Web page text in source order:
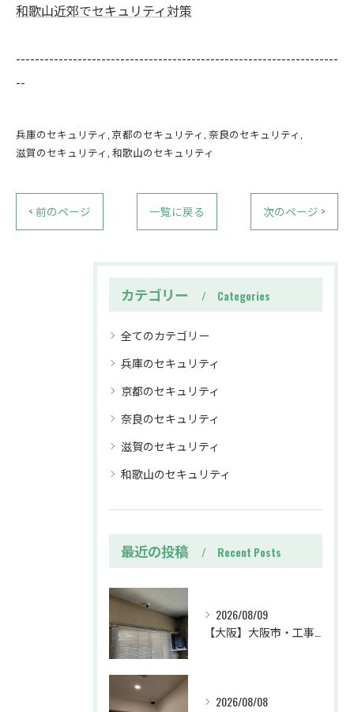
和歌山近郊でセキュリティ対策
--------------------------------------------------------------------
--
兵庫のセキュリティ 京都のセキュリティ 奈良のセキュリティ
滋賀のセキュリティ 和歌山のセキュリティ
< 前のページ 一覧に戻る 次のページ >
カテゴリー Categories
全てのカテゴリー
兵庫のセキュリティ
京都のセキュリティ
奈良のセキュリティ
滋賀のセキュリティ
和歌山のセキュリティ
最近の投稿 Recent Posts
2026/08/09
2026/08/08